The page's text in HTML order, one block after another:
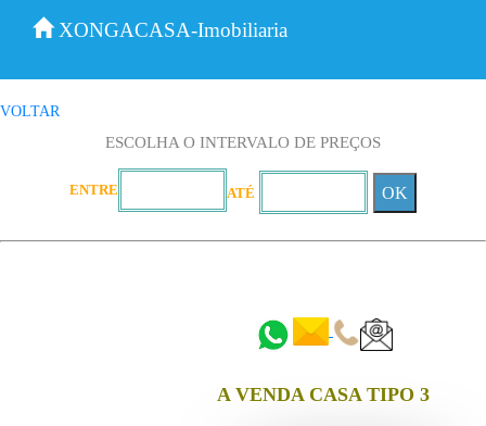
XONGACASA-Imobiliaria
VOLTAR
ESCOLHA O INTERVALO DE PREÇOS
ENTRE ATÉ OK
A VENDA CASA TIPO 3